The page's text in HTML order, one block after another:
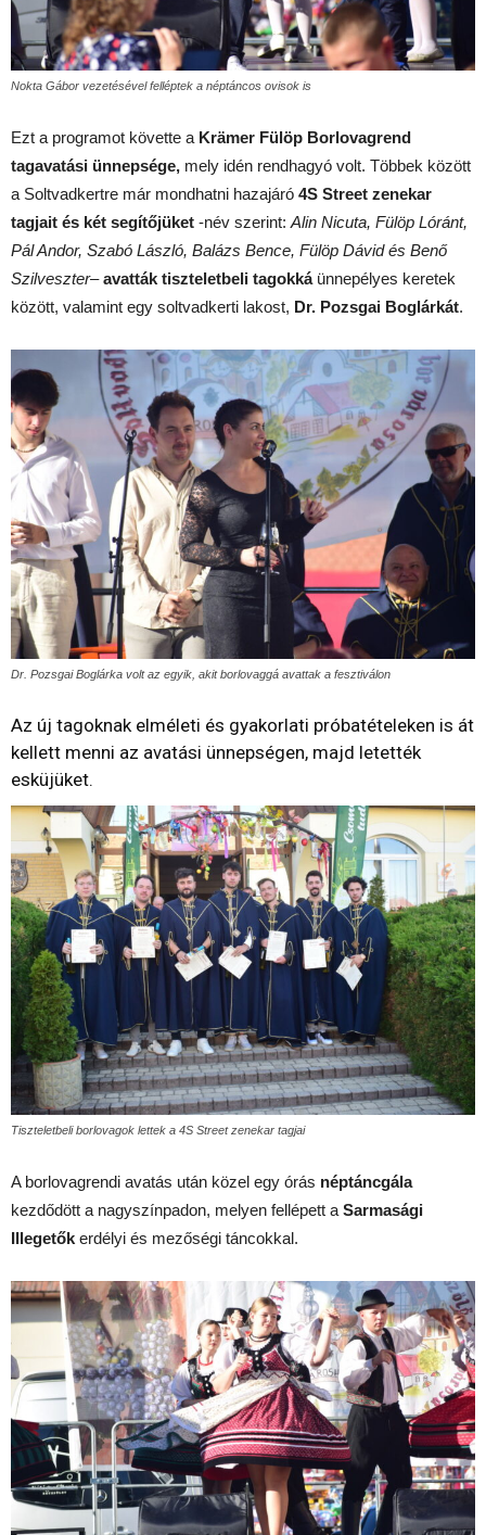
Nokta Gábor vezetésével felléptek a néptáncos ovisok is
Ezt a programot követte a Krämer Fülöp Borlovagrend
tagavatási ünnepsége, mely idén rendhagyó volt. Többek között
a Soltvadkertre már mondhatni hazajáró 4S Street zenekar
tagjait és két segítőjüket -név szerint: Alin Nicuta, Fülöp Lóránt,
Pál Andor, Szabó László, Balázs Bence, Fülöp Dávid és Benő
Szilveszter–avatták tiszteletbeli tagokkáünnepélyes keretek
között, valamint egy soltvadkerti lakost, Dr. Pozsgai Boglárkát.
Dr. Pozsgai Boglárka volt az egyik, akit borlovaggá avattak a fesztiválon
Az új tagoknak elméleti és gyakorlati próbatételeken is át
kellett menni az avatási ünnepségen, majd letették
esküjüket.
Tiszteletbeli borlovagok lettek a 4S Street zenekar tagjai
A borlovagrendi avatás után közel egy órás néptáncgála
kezdődött a nagyszínpadon, melyen fellépett a Sarmasági
Illegetők erdélyi és mezőségi táncokkal.